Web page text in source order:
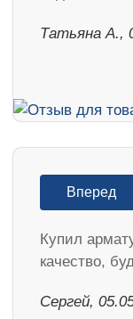
Татьяна А.,
Вперед
Купил
качество,
Сергей,